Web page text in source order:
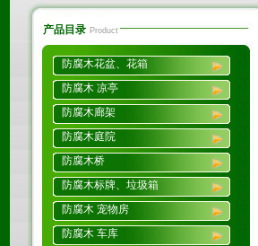
产品目录 Product
防腐木花盆、花箱
防腐木 凉亭
防腐木廊架
防腐木庭院
防腐木桥
防腐木标牌、垃圾箱
防腐木 宠物房
防腐木 车库